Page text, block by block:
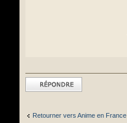
Répondre
Retourner vers Anime en France